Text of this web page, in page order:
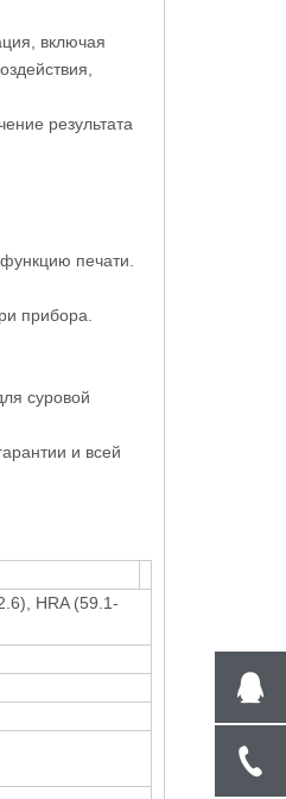
включая
результата
печати.
прибора.
суровой
и всей
HRA (59.1-